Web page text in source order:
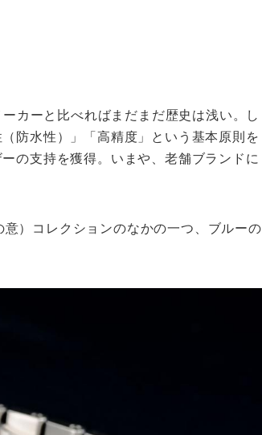
カーと比べればまだまだ歴史は浅い。し
防水性）」「高精度」という基本原則を
の支持を獲得。いまや、老舗ブランドに
）コレクションのなかの一つ、ブルーの